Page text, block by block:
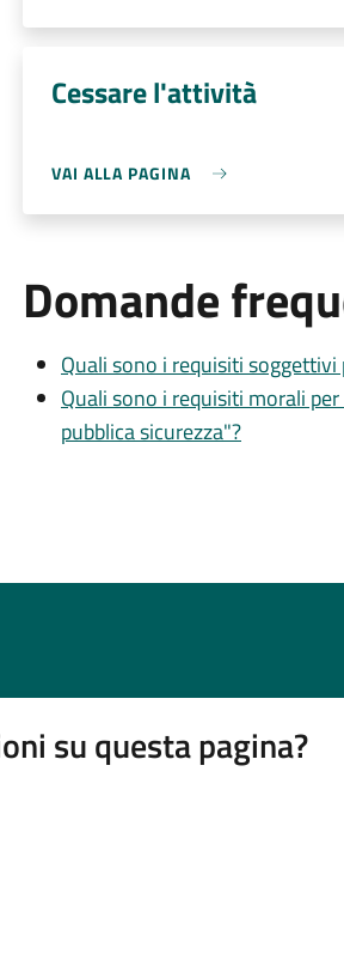
Cessare l'attività
VAI ALLA PAGINA
Domande
Quali sono i requisiti
Quali sono i requisiti morali
pubblica sicurezza"?
su questa pagina?